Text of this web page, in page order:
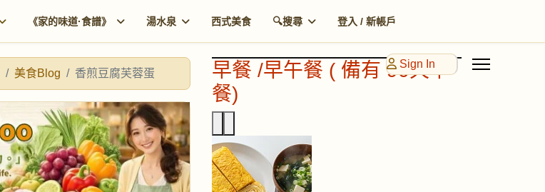
《家的味道·食譜》 湯水泉 西式美食 🔍搜尋 登入 / 新帳戶
Sign In
美食Blog 香煎豆腐芙蓉蛋
早餐 /早午餐 ( 備有 90天早
餐)